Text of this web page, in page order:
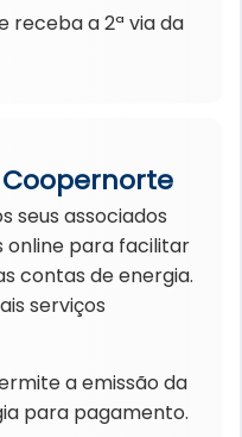
receba a 2ª via da
Coopernorte
seus associados
online para facilitar
contas de energia.
serviços
a emissão da
para pagamento.